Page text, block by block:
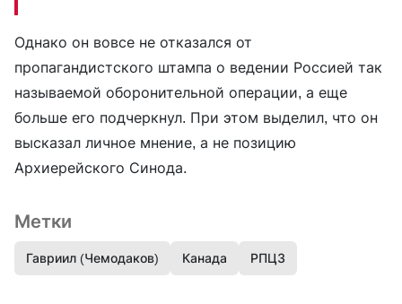
Однако он вовсе не отказался от
пропагандистского штампа о ведении Россией так
называемой оборонительной операции, а еще
больше его подчеркнул. При этом выделил, что он
высказал личное мнение, а не позицию
Архиерейского Синода.
Метки
Гавриил (Чемодаков) Канада РПЦЗ